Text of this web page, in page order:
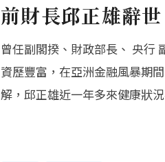
前財長邱正雄辭
曾任副閣揆、財政部長、 央行
資歷豐富，在亞洲金融風暴期
解，邱正雄近一年多來健康狀